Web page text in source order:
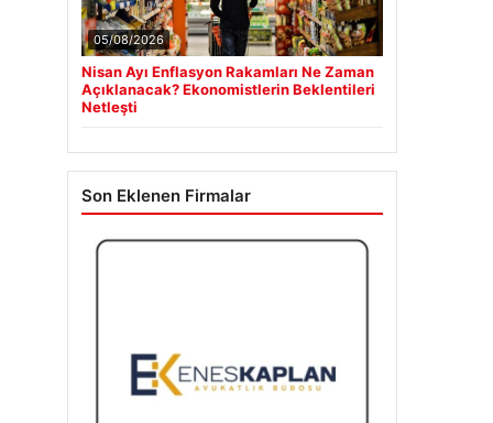
05/08/2026
Nisan Ayı Enflasyon Rakamları Ne Zaman
Açıklanacak? Ekonomistlerin Beklentileri
Netleşti
Son Eklenen Firmalar